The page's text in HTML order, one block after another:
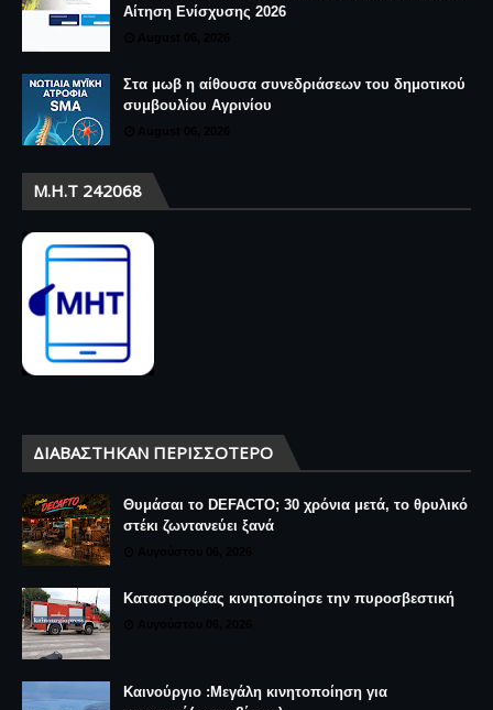
Αίτηση Ενίσχυσης 2026
Στα μωβ η αίθουσα συνεδριάσεων του δημοτικού
συμβουλίου Αγρινίου
Μ.Η.Τ 242068
ΔΙΑΒΆΣΤΗΚΑΝ ΠΕΡΙΣΣΌΤΕΡΟ
Θυμάσαι το DEFACTO; 30 χρόνια μετά, το θρυλικό
στέκι ζωντανεύει ξανά
Καταστροφέας κινητοποίησε την πυροσβεστική
Καινούργιο :Μεγάλη κινητοποίηση για